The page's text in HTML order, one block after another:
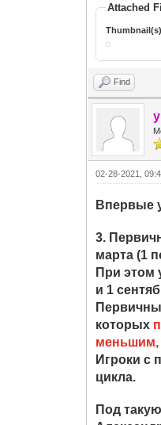
Attached
Thumbnail(s)
Find
02-28-2021,
Впервые
3.
марта (1
При этом
и 1
которых
меньшим,
Игроки с
цикла.
Под